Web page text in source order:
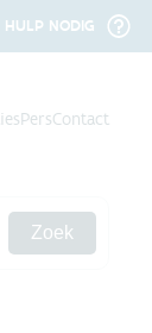
HULP NODIG
PersContact
Zoek